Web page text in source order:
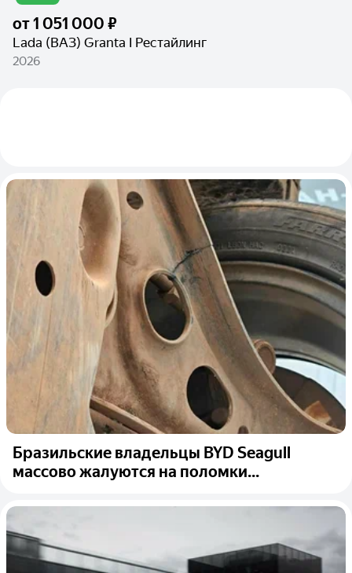
от1 051 000 ₽
Lada (ВАЗ) Granta I Рестайлинг
2026
Бразильские владельцы BYD Seagull
массово жалуются на поломки...